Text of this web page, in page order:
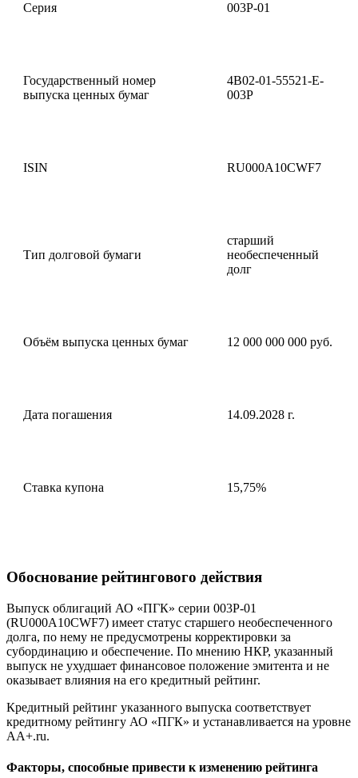
Серия 003Р-01
Государственный номер
выпуска ценных бумаг
4B02-01-55521-E-
003P
ISIN RU000A10CWF7
Тип долговой бумаги
старший
необеспеченный
долг
Объём выпуска ценных бумаг 12 000 000 000 руб.
Дата погашения 14.09.2028 г.
Ставка купона 15,75%
Обоснование рейтингового действия
Выпуск облигаций АО «ПГК» серии 003Р-01
(RU000A10CWF7) имеет статус старшего необеспеченного
долга, по нему не предусмотрены корректировки за
субординацию и обеспечение. По мнению НКР, указанный
выпуск не ухудшает финансовое положение эмитента и не
оказывает влияния на его кредитный рейтинг.
Кредитный рейтинг указанного выпуска соответствует
кредитному рейтингу АО «ПГК» и устанавливается на уровне
АА+.ru.
Факторы, способные привести к изменению рейтинга